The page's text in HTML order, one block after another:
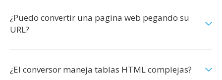
¿Puedo convertir una pagina web pegando su
URL?
¿El conversor maneja tablas HTML complejas?